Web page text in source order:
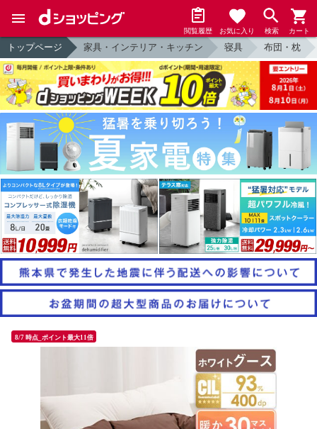
閲覧履歴 お気に入り 検索 カート
トップページ 家具・インテリア・キッチン 寝具 布団・枕
8/7 時点_ポイント最大11倍